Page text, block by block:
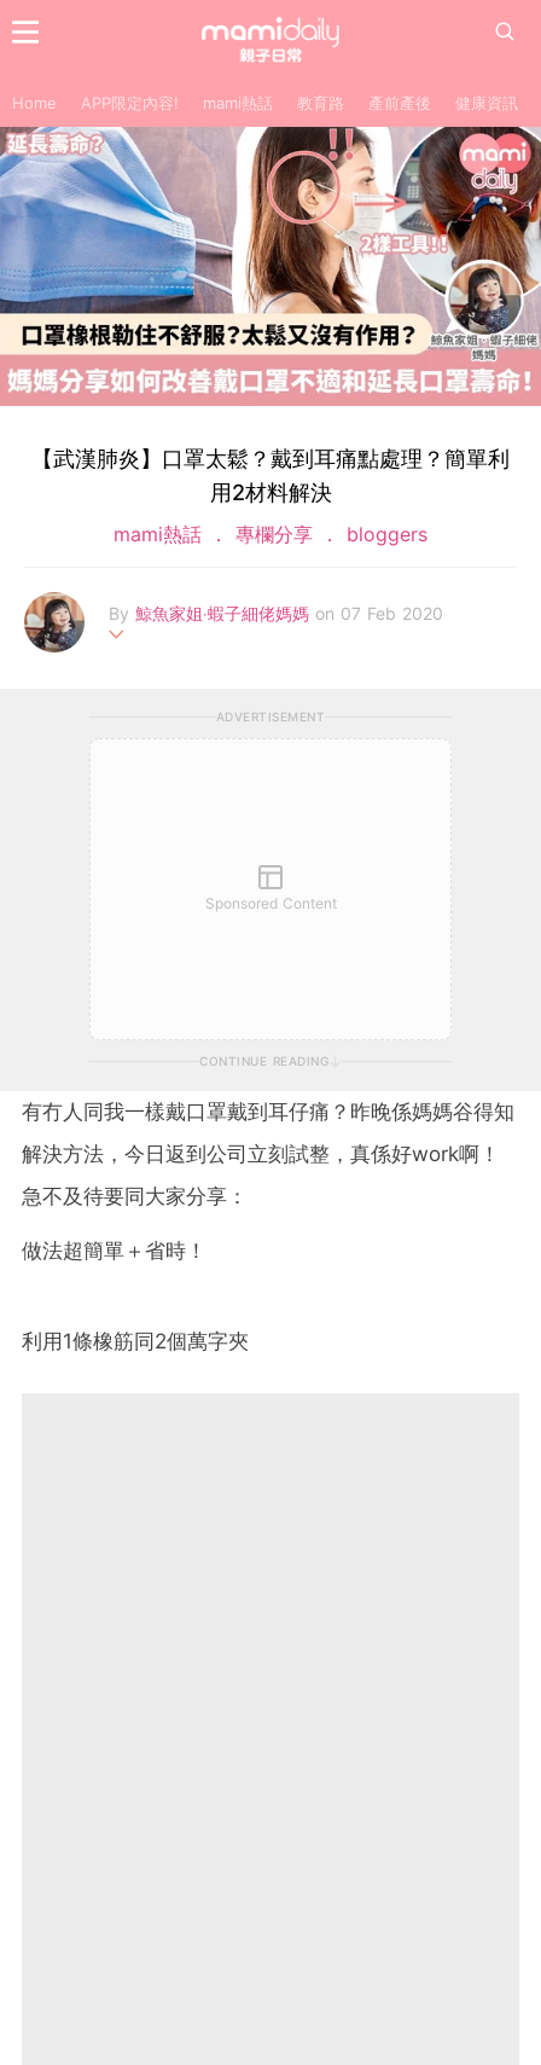
Home APP限定內容! mami熱話 教育路 產前產後 健康資訊
【武漢肺炎】口罩太鬆？戴到耳痛點處理？簡單利
用2材料解決
mami熱話 專欄分享 bloggers
By 鯨魚家姐‧蝦子細佬媽媽 on 07 Feb 2020
衷郊遊，專門搜羅親子活動好去處、趣味郊遊路線、好玩的親子旅
遊行程、分享育兒心得!
ADVERTISEMENT
Sponsored Content
CONTINUE READING
有冇人同我一樣戴口罩戴到耳仔痛？昨晚係媽媽谷得知
解決方法，今日返到公司立刻試整，真係好work啊！
急不及待要同大家分享：
做法超簡單＋省時！
利用1條橡筋同2個萬字夾